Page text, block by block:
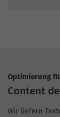
Optimierung
Content
Wir liefern